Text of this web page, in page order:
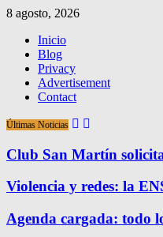
8 agosto, 2026
Inicio
Blog
Privacy
Advertisement
Contact
Últimas Noticias
Club San Martín
Violencia y redes: la
Agenda cargada: todo